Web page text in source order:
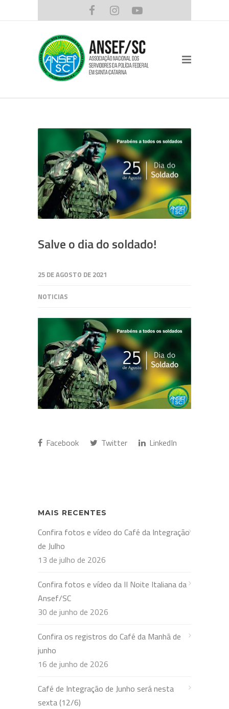
Salve o dia do soldado!
25 DE AGOSTO DE 2021
NOTICIAS
Facebook Twitter LinkedIn
MAIS RECENTES
Confira fotos e vídeo do Café da Integração
de Julho
13 de julho de 2026
Confira fotos e vídeo da II Noite Italiana da
Ansef/SC
30 de junho de 2026
Confira os registros do Café da Manhã de
junho
16 de junho de 2026
Café de Integração de Junho será nesta
sexta (12/6)